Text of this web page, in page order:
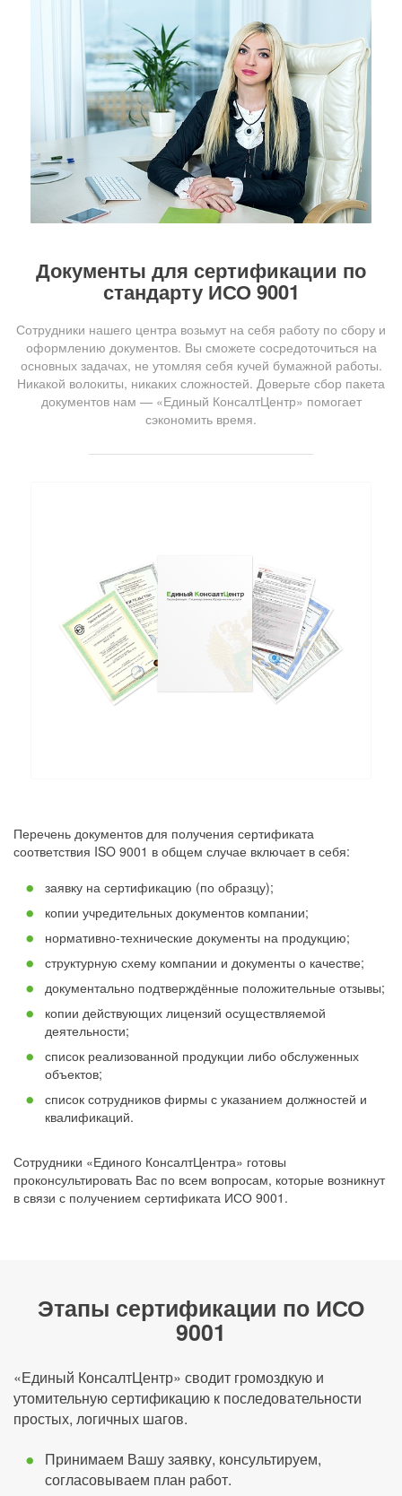
Документы для сертификации по
стандарту ИСО 9001
Сотрудники нашего центра возьмут на себя работу по сбору и
оформлению документов. Вы сможете сосредоточиться на
основных задачах, не утомляя себя кучей бумажной работы.
Никакой волокиты, никаких сложностей. Доверьте сбор пакета
документов нам — «Единый КонсалтЦентр» помогает
сэкономить время.
Перечень документов для получения сертификата
соответствия ISO 9001 в общем случае включает в себя:
заявку на сертификацию (по образцу);
копии учредительных документов компании;
нормативно-технические документы на продукцию;
структурную схему компании и документы о качестве;
документально подтверждённые положительные отзывы;
копии действующих лицензий осуществляемой
деятельности;
список реализованной продукции либо обслуженных
объектов;
список сотрудников фирмы с указанием должностей и
квалификаций.
Сотрудники «Единого КонсалтЦентра» готовы
проконсультировать Вас по всем вопросам, которые возникнут
в связи с получением сертификата ИСО 9001.
Этапы сертификации по ИСО
9001
«Единый КонсалтЦентр» сводит громоздкую и
утомительную сертификацию к последовательности
простых, логичных шагов.
Принимаем Вашу заявку, консультируем,
согласовываем план работ.